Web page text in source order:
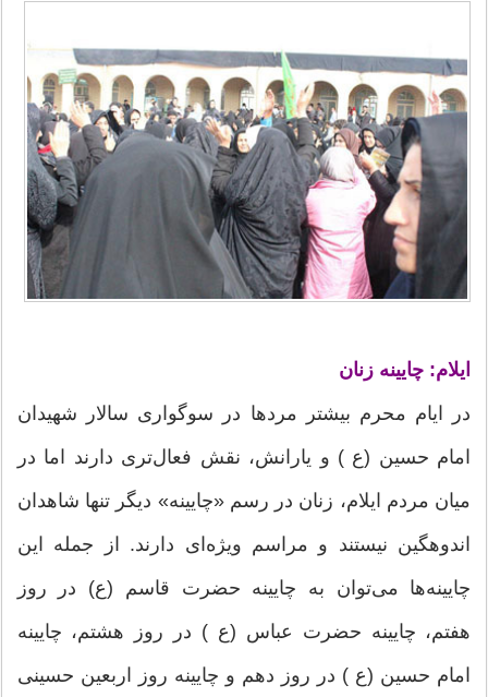
ایلام: چایینه زنان
در ایام محرم بیشتر مردها در سوگواری سالار شهیدان
امام حسین (ع ) و یارانش، نقش فعال‌تری دارند اما در
میان مردم ایلام، زنان در رسم «چایینه» دیگر تنها شاهدان
اندوهگین نیستند و مراسم ویژه‌ای دارند. از جمله این
چایینه‌ها می‌توان به چایینه حضرت قاسم (ع) در روز
هفتم، چایینه حضرت عباس (ع ) در روز هشتم، چایینه
امام حسین (ع ) در روز دهم و چایینه روز اربعین حسینی